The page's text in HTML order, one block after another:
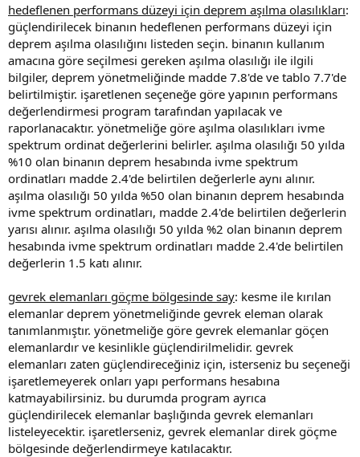
hedeflenen performans düzeyi için deprem aşılma olasılıkları:
güçlendirilecek binanın hedeflenen performans düzeyi için
deprem aşılma olasılığını listeden seçin. binanın kullanım
amacına göre seçilmesi gereken aşılma olasılığı ile ilgili
bilgiler, deprem yönetmeliğinde madde 7.8'de ve tablo 7.7'de
belirtilmiştir. i̇şaretlenen seçeneğe göre yapının performans
değerlendirmesi program tarafından yapılacak ve
raporlanacaktır. yönetmeliğe göre aşılma olasılıkları ivme
spektrum ordinat değerlerini belirler. aşılma olasılığı 50 yılda
%10 olan binanın deprem hesabında ivme spektrum
ordinatları madde 2.4'de belirtilen değerlerle aynı alınır.
aşılma olasılığı 50 yılda %50 olan binanın deprem hesabında
ivme spektrum ordinatları, madde 2.4'de belirtilen değerlerin
yarısı alınır. aşılma olasılığı 50 yılda %2 olan binanın deprem
hesabında ivme spektrum ordinatları madde 2.4'de belirtilen
değerlerin 1.5 katı alınır.
gevrek elemanları göçme bölgesinde say: kesme ile kırılan
elemanlar deprem yönetmeliğinde gevrek eleman olarak
tanımlanmıştır. yönetmeliğe göre gevrek elemanlar göçen
elemanlardır ve kesinlikle güçlendirilmelidir. gevrek
elemanları zaten güçlendireceğiniz için, isterseniz bu seçeneği
işaretlemeyerek onları yapı performans hesabına
katmayabilirsiniz. bu durumda program ayrıca
güçlendirilecek elemanlar başlığında gevrek elemanları
listeleyecektir. i̇şaretlerseniz, gevrek elemanlar direk göçme
bölgesinde değerlendirmeye katılacaktır.